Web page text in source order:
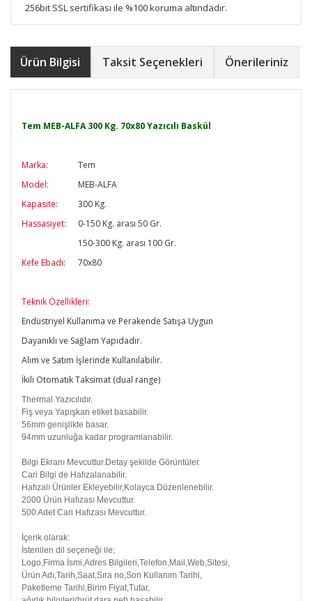
256bit SSL sertifikası ile %100 koruma altındadır.
Ürün Bilgisi Taksit Seçenekleri Önerileriniz
Tem MEB-ALFA 300 Kg. 70x80 Yazıcılı Baskül
Marka:
Tem
Model:
MEB-ALFA
Kapasite:
300 Kg.
Hassasiyet:
0-150 Kg. arası 50 Gr.
150-300 Kg. arası 100 Gr.
Kefe Ebadı:
70x80
Teknik Özellikleri:
Endüstriyel Kullanıma ve Perakende Satışa Uygun
Dayanıklı ve Sağlam Yapıdadır.
Alım ve Satım İşlerinde Kullanılabilir.
İkili Otomatik Taksimat (dual range)
Thermal Yazıcılıdır.
Fiş veya Yapışkan etiket basabilir.
56mm genişlikte basar.
94mm uzunluğa kadar programlanabilir.
Bilgi Ekranı Mevcuttur.Detay şekilde Görüntüler.
Cari Bilgi de Hafızalanabilir.
Hafızalı Ürünler Ekleyebilir,Kolayca Düzenlenebilir.
2000 Ürün Hafızası Mevcuttur.
500 Adet Cari Hafızası Mevcuttur.
İçerik olarak:
İstenilen dil seçeneği ile;
Logo,Firma İsmi,Adres Bilgileri,Telefon,Mail,Web,Sitesi,
Ürün Adı,Tarih,Saat,Sıra no,Son Kullanım Tarihi,
Paketleme Tarihi,Birim Fiyat,Tutar,